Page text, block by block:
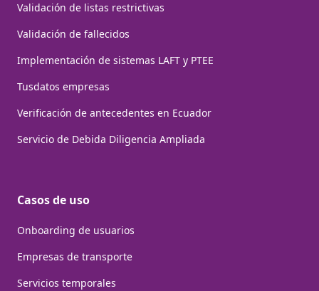
Validación de listas restrictivas
Validación de fallecidos
Implementación de sistemas LAFT y PTEE
Tusdatos empresas
Verificación de antecedentes en Ecuador
Servicio de Debida Diligencia Ampliada
Casos de uso
Onboarding de usuarios
Empresas de transporte
Servicios temporales